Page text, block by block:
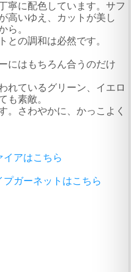
寧に配色しています。サフ
高いゆえ、カットが美し
ら。
との調和は必然です。
にはもちろん合うのだけ
れているグリーン、イエロ
も素敵。
。さわやかに、かっこよく
イアはこちら
プガーネットはこちら